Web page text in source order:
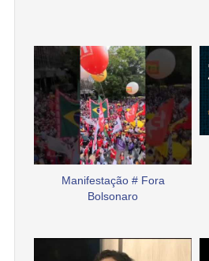
Manifestação # Fora
Bolsonaro